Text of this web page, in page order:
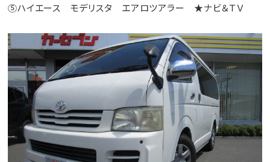
⑤ハイエース モデリスタ エアロツアラー ★ナビ＆ＴＶ